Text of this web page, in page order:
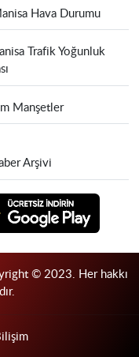
Hava Durumu
Trafik Yoğunluk
Manşetler
Arşivi
© 2023. Her hakkı